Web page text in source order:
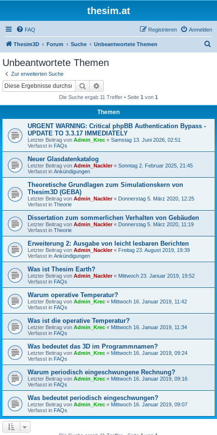
thesim.at
FAQ Anmelden
Registrieren
Thesim3D Forum Suche Unbeantwortete Themen
Unbeantwortete Themen
Zur erweiterten Suche
Suche
Die Suche ergab 11 Treffer • Seite 1 von 1
Themen
URGENT WARNING: Critical phpBB Authentication Bypass -
UPDATE TO 3.3.17 IMMEDIATELY
Letzter Beitrag von Admin_Krec « Samstag 13. Juni 2026, 02:51
Verfasst in FAQs
Neuer Glasdatenkatalog
Letzter Beitrag von Admin_Nackler« Sonntag 2. Februar 2025, 21:45
Verfasst in Ankündigungen
Theoretische Grundlagen zum Simulationskern von
Thesim3D (GEBA)
Letzter Beitrag von Admin_Nackler« Donnerstag 5. März 2020, 12:25
Verfasst in Theorie
Dissertation zum sommerlichen Verhalten von Gebäuden
Letzter Beitrag von Admin_Nackler« Donnerstag 5. März 2020, 11:19
Verfasst in Theorie
Erweiterung 2: Ausgabe von leicht lesbaren Berichten
Letzter Beitrag von Admin_Nackler« Freitag 23. August 2019, 19:39
Verfasst in Ankündigungen
Was ist Thesim Earth?
Letzter Beitrag von Admin_Nackler« Mittwoch 23. Januar 2019, 19:52
Verfasst in FAQs
Warum operative Temperatur?
Letzter Beitrag von Admin_Krec « Mittwoch 16. Januar 2019, 11:42
Verfasst in FAQs
Was ist die operative Temperatur?
Letzter Beitrag von Admin_Krec « Mittwoch 16. Januar 2019, 11:34
Verfasst in FAQs
Was bedeutet das 3D im Programmnamen?
Letzter Beitrag von Admin_Krec « Mittwoch 16. Januar 2019, 09:24
Verfasst in FAQs
Warum periodisch eingeschwungene Rechnung?
Letzter Beitrag von Admin_Krec « Mittwoch 16. Januar 2019, 09:16
Verfasst in FAQs
Was bedeutet periodisch eingeschwungen?
Letzter Beitrag von Admin_Krec « Mittwoch 16. Januar 2019, 09:07
Verfasst in FAQs